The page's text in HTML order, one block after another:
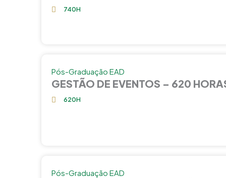
740H
Pós-Graduação EAD
GESTÃO DE EVENTOS – 620
620H
Pós-Graduação EAD